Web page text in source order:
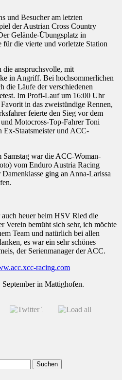
und Besucher am letzten
der Austrian Cross Country
Gelände-Übungsplatz in
die vierte und vorletzte Station
die anspruchsvolle, mit
in Angriff. Bei hochsommerlichen
die Läufe der verschiedenen
Im Profi-Lauf um 16:00 Uhr
in das zweistündige Rennen,
feierte den Sieg vor dem
Motocross-Top-Fahrer Toni
Ex-Staatsmeister und ACC-
Samstag war die ACC-Woman-
vom Enduro Austria Racing
ging an Anna-Larissa
auch heuer beim HSV Ried die
Verein bemüht sich sehr, ich möchte
Team und natürlich bei allen
es war ein sehr schönes
der Serienmanager der ACC.
racing.com
in Mattighofen.
Suchen